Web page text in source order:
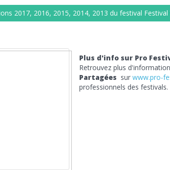
2017, 2016, 2015, 2014, 2013 du festival Festival
Plus d'info sur Pro
Retrouvez plus
Partagées sur www.pro-
professionnels des festivals.